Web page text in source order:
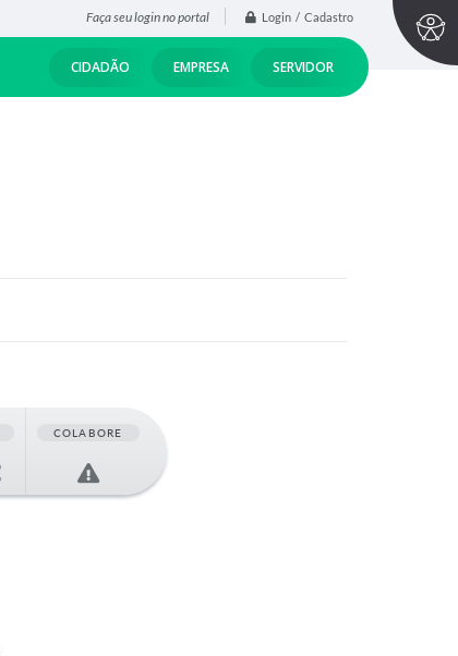
Faça seu login no portal Login / Cadastro
CIDADÃO EMPRESA SERVIDOR
COLABORE